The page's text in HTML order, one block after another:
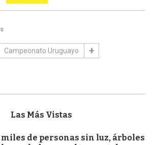
Campeonato Uruguayo
Las Más Vistas
de personas sin luz, árboles